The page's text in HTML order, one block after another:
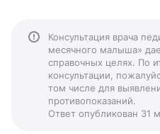
Консультация врача
месячного малыша»
справочных целях. По
консультации,
том числе для
противопоказаний.
Ответ опубликован 31